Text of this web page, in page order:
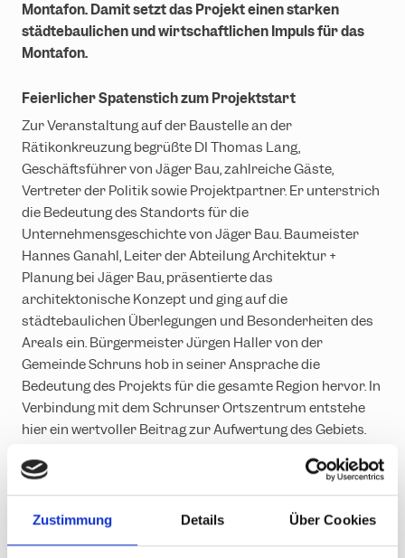
Zustimmung Details Über Cookies
Montafon. Damit setzt das Projekt einen starken
städtebaulichen und wirtschaftlichen Impuls für das
Montafon.
Feierlicher Spatenstich zum Projektstart
Zur Veranstaltung auf der Baustelle an der
Rätikonkreuzung begrüßte DI Thomas Lang,
Geschäftsführer von Jäger Bau, zahlreiche Gäste,
Vertreter der Politik sowie Projektpartner. Er unterstrich
die Bedeutung des Standorts für die
Unternehmensgeschichte von Jäger Bau. Baumeister
Hannes Ganahl, Leiter der Abteilung Architektur +
Planung bei Jäger Bau, präsentierte das
architektonische Konzept und ging auf die
städtebaulichen Überlegungen und Besonderheiten des
Areals ein. Bürgermeister Jürgen Haller von der
Gemeinde Schruns hob in seiner Ansprache die
Bedeutung des Projekts für die gesamte Region hervor. In
Verbindung mit dem Schrunser Ortszentrum entstehe
hier ein wertvoller Beitrag zur Aufwertung des Gebiets.
Bitschi die Umsetzung des Projekts in kurzer Zeit sowie
die gute Zusammenarbeit aller Beteiligten mit den
Behörden. „Es ist ein starkes Zeichen, wenn in Vorarlberg